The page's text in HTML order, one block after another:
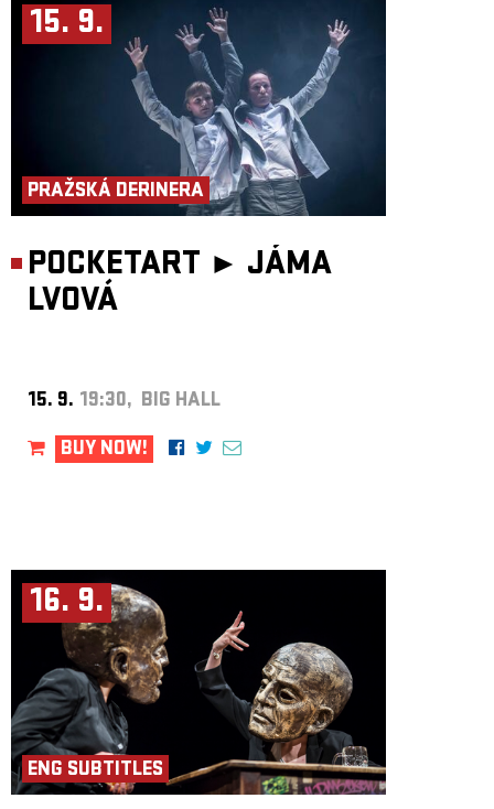
15. 9.
PRAŽSKÁ DERINERA
POCKETART ► JÁMA
LVOVÁ
15. 9. 19:30, BIG HALL
BUY NOW!
16. 9.
ENG SUBTITLES